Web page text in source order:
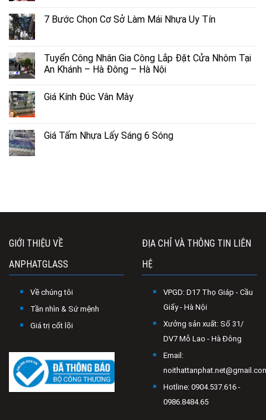
7 Bước Chọn Cơ Sở Làm Mái Nhựa Uy Tín
Tuyển Công Nhân Gia Công Lắp Đặt Cửa Nhôm Tại
An Khánh – Hà Đông – Hà Nội
Giá Kính Đúc Vân Mây
Giá Tấm Nhựa Lấy Sáng 6 Sóng
GIỚI THIỆU VỀ
ANPHATGLASS
Về chúng tôi
Tần nhìn & Sứ mệnh
Giá trị cốt lõi
ĐỊA CHỈ VÀ THÔNG TIN LIÊN
HỆ
VPGD: D17 Thọ Giáp - Cầu
Giấy - Hà Nội
Xưởng sản xuất: Số 31/
DV7 Mỗ Lao - Hà Đông
Email:
Hotline: 0904.537.616 -
0986.8484.65